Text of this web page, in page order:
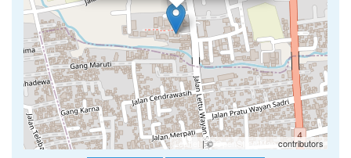
Leaflet | ©OpenStreetMap contributors